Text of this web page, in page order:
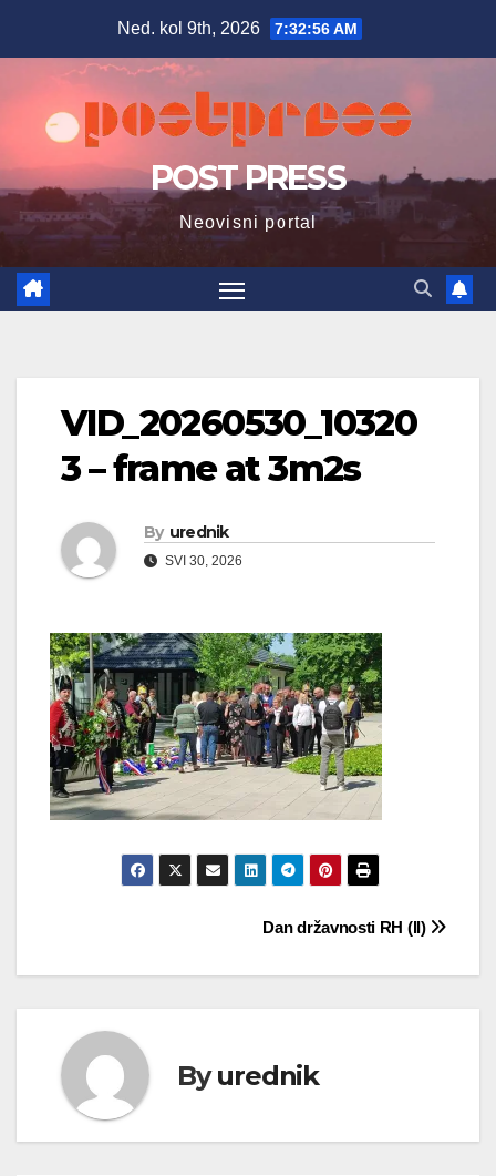
Ned. kol 9th, 2026 7:32:57 AM
POST PRESS
Neovisni portal
VID_20260530_10320
3 – frame at 3m2s
By urednik
SVI 30, 2026
objava
Dan državnosti RH (II)
Byurednik